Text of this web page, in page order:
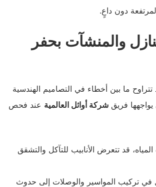
دون داعٍ.
والمنشآت بحفر
ما بين أخطاء في التصاميم الهندسية
فريق شركة أوائل العالمية عند فحص
قد تتعرض الأنابيب للتآكل والتشقق
في تركيب المواسير والوصلات إلى حدوث